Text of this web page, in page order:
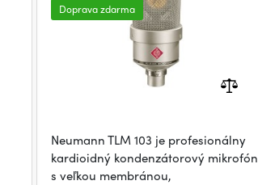
Doprava zdarma
Neumann TLM 103 je profesionálny
kardioidný kondenzátorový mikrofón
s veľkou membránou,